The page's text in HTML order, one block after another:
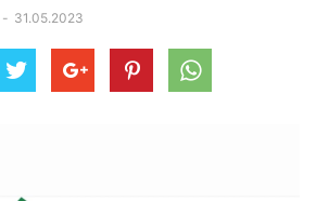
- 31.05.2023